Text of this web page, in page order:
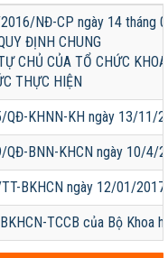
NĐ-CP ngày 14 tháng
ĐỊNH CHUNG
CHỦ CỦA TỔ CHỨC
THỰC HIỆN
QĐ-KHNN-KH ngày 13/11/
QĐ-BNN-KHCN ngày 10/
BKHCN ngày 12/01/
TCCB của Bộ Khoa